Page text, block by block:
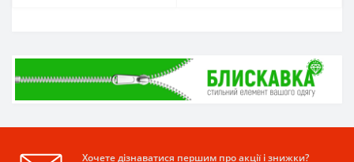
Хочете дізнаватися першим про акції і знижки?